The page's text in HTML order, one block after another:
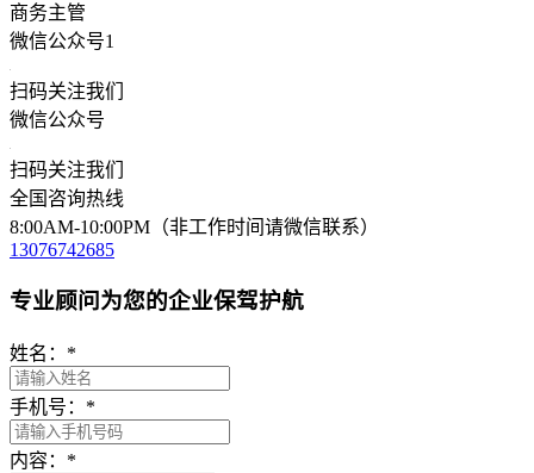
商务主管
微信公众号1
扫码关注我们
微信公众号
扫码关注我们
全国咨询热线
8:00AM-10:00PM（非工作时间请微信联系）
13076742685
专业顾问为您的企业保驾护航
姓名： *
手机号： *
内容： *